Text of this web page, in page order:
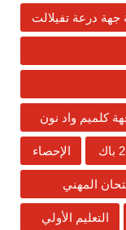
جهة درعة تفيلالت
كلميم واد نون
الإحصاء
المهني
التعليم الأولي